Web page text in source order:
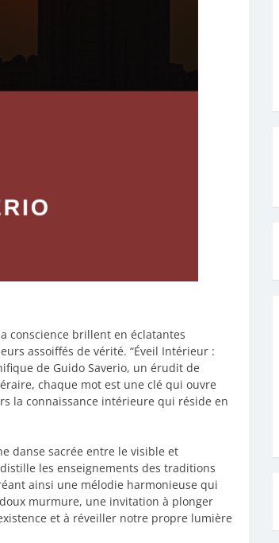
conscience brillent en éclatantes
assoiffés de vérité. “Éveil Intérieur :
de Guido Saverio, un érudit de
chaque mot est une clé qui ouvre
la connaissance intérieure qui réside en
danse sacrée entre le visible et
les enseignements des traditions
ainsi une mélodie harmonieuse qui
murmure, une invitation à plonger
et à réveiller notre propre lumière